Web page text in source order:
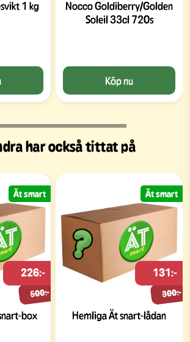
1 kg
Nocco Goldiberry/Golden
Soleil 33cl 720s
Köp nu
har också tittat på
box
500:-
226:-
Ät smart
Hemliga Ät snart-lådan
300:-
131:-
Ät smart